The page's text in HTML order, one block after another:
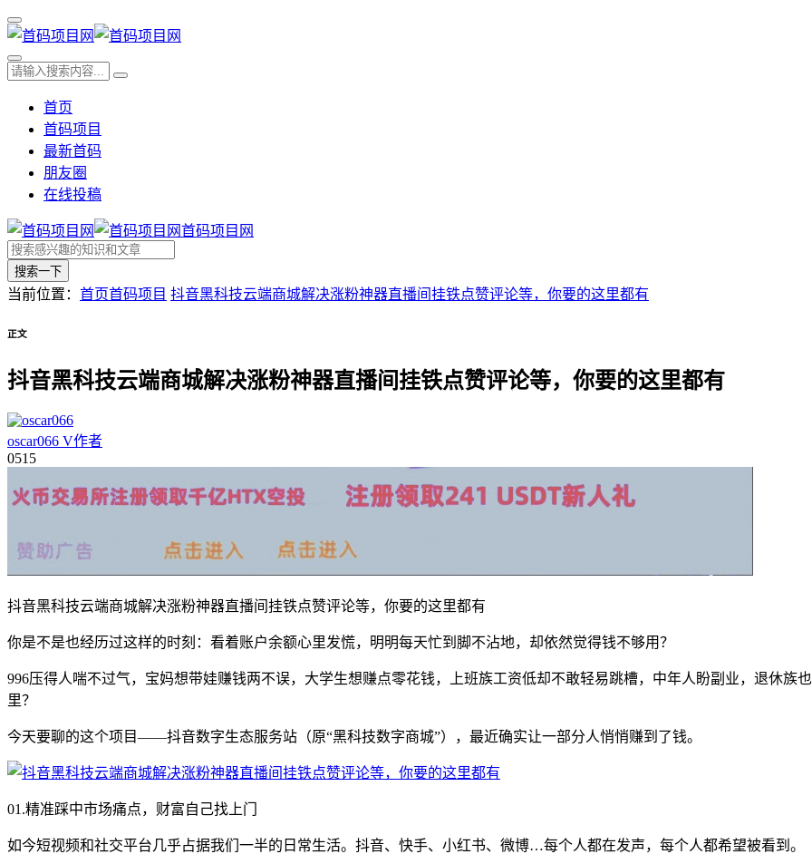
首页
首码项目
最新首码
朋友圈
在线投稿
首码项目网
搜索一下
当前位置： 首页首码项目 抖音黑科技云端商城解决涨粉神器直播间挂铁点赞评论等，你要的这里都有
正文
抖音黑科技云端商城解决涨粉神器直播间挂铁点赞评论等，你要的这里都有
oscar066 V作者
0515
抖音黑科技云端商城解决涨粉神器直播间挂铁点赞评论等，你要的这里都有
你是不是也经历过这样的时刻：看着账户余额心里发慌，明明每天忙到脚不沾地，却依然觉得钱不够用？
996压得人喘不过气，宝妈想带娃赚钱两不误，大学生想赚点零花钱，上班族工资低却不敢轻易跳槽，中年人盼副业，退休
里？
今天要聊的这个项目——抖音数字生态服务站（原“黑科技数字商城”），最近确实让一部分人悄悄赚到了钱。
01.精准踩中市场痛点，财富自己找上门
如今短视频和社交平台几乎占据我们一半的日常生活。抖音、快手、小红书、微博…每个人都在发声，每个人都希望被看到。